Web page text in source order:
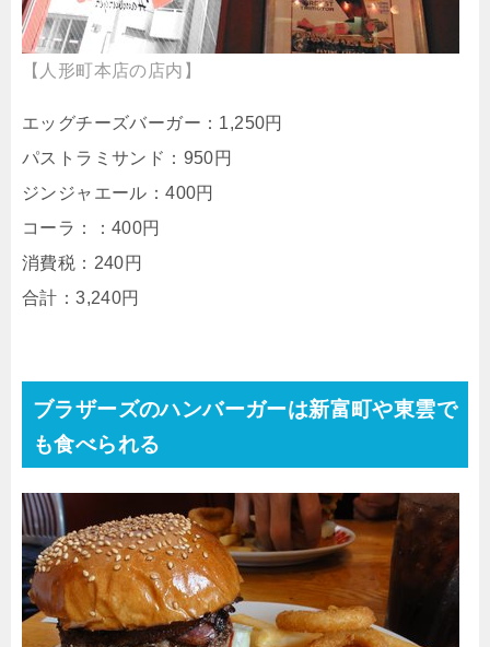
【人形町本店の店内】
エッグチーズバーガー：1,250円
パストラミサンド：950円
ジンジャエール：400円
コーラ：：400円
消費税：240円
合計：3,240円
ブラザーズのハンバーガーは新富町や東雲で
も食べられる